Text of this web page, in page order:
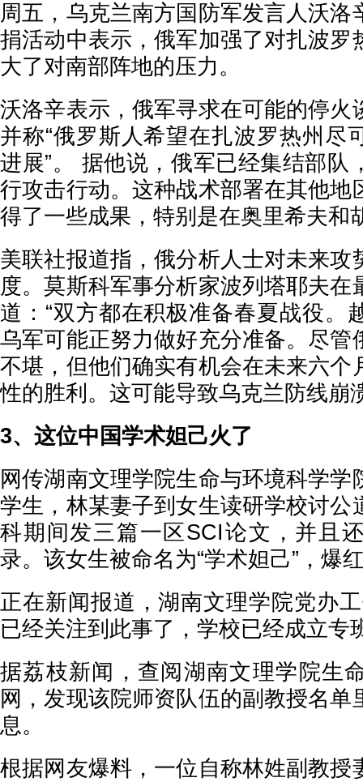
周五，乌克兰南方国防军发言人沃洛
捐活动中表示，俄军加强了对扎波罗
大了对南部阵地的压力。
沃洛辛表示，俄军寻求在可能的停火
并称“俄罗斯人希望在扎波罗热州尽
进展”。 据他说，俄军已经集结部队
行攻击行动。这种战术部署在其他地
得了一些成果，特别是在奥里希夫和
美联社报道指，俄分析人士对未来攻
度。莫斯科军事分析家波列塔耶夫在
道：“双方都在积极准备春夏战役。
乌军可能正努力做好充分准备。尽管
不堪，但他们确实有机会在未来六个
性的胜利。这可能导致乌克兰防线崩
3、这位中国学术妲己火了
网传湖南文理学院生命与环境科学学
学生，林某妻子到女生读研学校讨公
科期间发三篇一区SCI论文，并且
录。该女生被命名为“学术妲己”，爆
正在新闻报道，湖南文理学院党办
已经关注到此事了，学校已经成立专
据荔枝新闻，查阅湖南文理学院生
网，发现该院师资队伍的副教授名单
息。
根据网友爆料，一位自称林姓副教授